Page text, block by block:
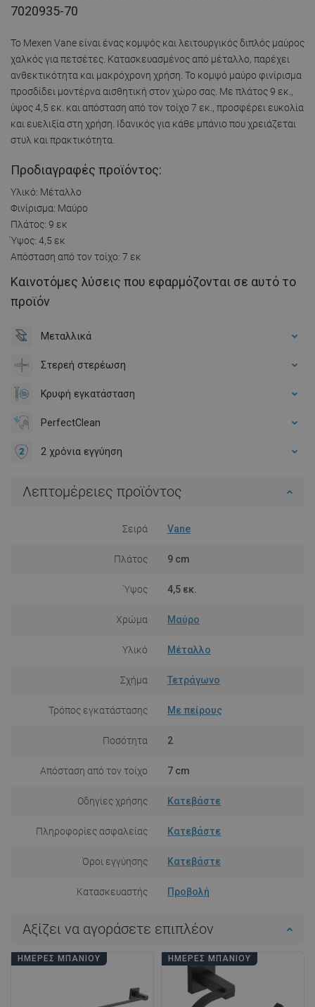
7020935-70
Το Mexen Vane είναι ένας κομψός και λειτουργικός διπλός μαύρος
χαλκός για πετσέτες. Κατασκευασμένος από μέταλλο, παρέχει
ανθεκτικότητα και μακρόχρονη χρήση. Το κομψό μαύρο φινίρισμα
προσδίδει μοντέρνα αισθητική στον χώρο σας. Με πλάτος 9 εκ.,
ύψος 4,5 εκ. και απόσταση από τον τοίχο 7 εκ., προσφέρει ευκολία
και ευελιξία στη χρήση. Ιδανικός για κάθε μπάνιο που χρειάζεται
στυλ και πρακτικότητα.
Προδιαγραφές προϊόντος:
Υλικό: Μέταλλο
Φινίρισμα: Μαύρο
Πλάτος: 9 εκ
Ύψος: 4,5 εκ
Απόσταση από τον τοίχο: 7 εκ
Καινοτόμες λύσεις που εφαρμόζονται σε αυτό το
προϊόν
Μεταλλικά
Στερεή στερέωση
Κρυφή εγκατάσταση
PerfectClean
2 χρόνια εγγύηση
Λεπτομέρειες προϊόντος
Σειρά Vane
Πλάτος 9 cm
Ύψος 4,5 εκ.
Χρώμα Μαύρο
Υλικό Μέταλλο
Σχήμα Τετράγωνο
Τρόπος εγκατάστασης Με πείρους
Ποσότητα 2
Απόσταση από τον τοίχο 7 cm
Οδηγίες χρήσης Κατεβάστε
Πληροφορίες ασφαλείας Κατεβάστε
Όροι εγγύησης Κατεβάστε
Κατασκευαστής Προβολή
Αξίζει να αγοράσετε επιπλέον
ΗΜΈΡΕΣ ΜΠΆΝΙΟΥ ΗΜΈΡΕΣ ΜΠΆΝΙΟΥ